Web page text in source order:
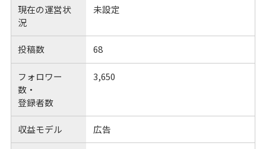
現在の運営状
況
未設定
投稿数 68
フォロワー
数・
登録者数
3,650
収益モデル 広告